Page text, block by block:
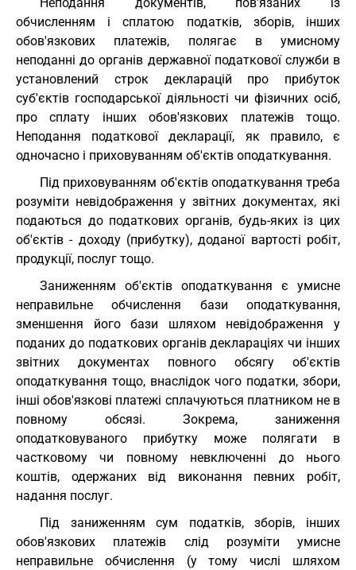
обчисленням і сплатою податків, зборів, інших
обов'язкових платежів, полягає в умисному
неподанні до органів державної податкової служби в
установлений строк декларацій про прибуток
суб'єктів господарської діяльності чи фізичних осіб,
про сплату інших обов'язкових платежів тощо.
Неподання податкової декларації, як правило, є
одночасно і приховуванням об'єктів оподаткування.
Під приховуванням об'єктів оподаткування треба
розуміти невідображення у звітних документах, які
подаються до податкових органів, будь-яких із цих
об'єктів - доходу (прибутку), доданої вартості робіт,
продукції, послуг тощо.
Заниженням об'єктів оподаткування є умисне
неправильне обчислення бази оподаткування,
зменшення його бази шляхом невідображення у
поданих до податкових органів деклараціях чи інших
звітних документах повного обсягу об'єктів
оподаткування тощо, внаслідок чого податки, збори,
інші обов'язкові платежі сплачуються платником не в
повному обсязі. Зокрема, заниження
оподатковуваного прибутку може полягати в
частковому чи повному невключенні до нього
коштів, одержаних від виконання певних робіт,
надання послуг.
Під заниженням сум податків, зборів, інших
обов'язкових платежів слід розуміти умисне
неправильне обчислення (у тому числі шляхом